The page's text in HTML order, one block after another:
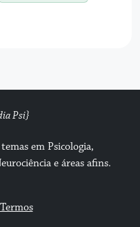
Psi}
em Psicologia,
e áreas afins.